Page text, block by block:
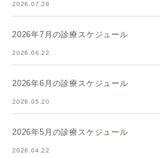
2026.07.28
2026年7月の診療スケジュール
2026.06.22
2026年6月の診療スケジュール
2026.05.20
2026年5月の診療スケジュール
2026.04.22